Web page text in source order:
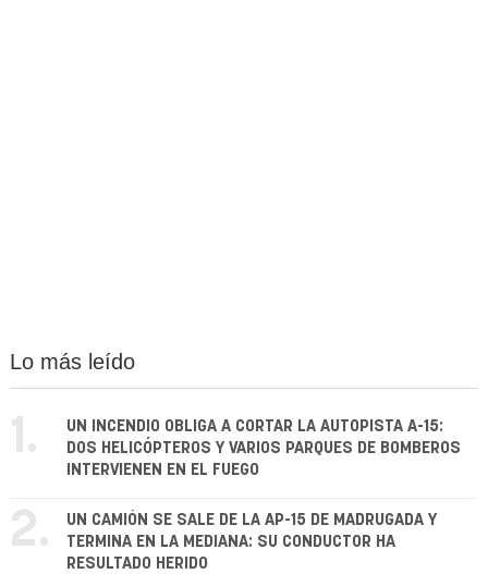
Lo más leído
1.
UN INCENDIO OBLIGA A CORTAR LA AUTOPISTA A-15:
DOS HELICÓPTEROS Y VARIOS PARQUES DE BOMBEROS
INTERVIENEN EN EL FUEGO
2.
UN CAMIÓN SE SALE DE LA AP-15 DE MADRUGADA Y
TERMINA EN LA MEDIANA: SU CONDUCTOR HA
RESULTADO HERIDO